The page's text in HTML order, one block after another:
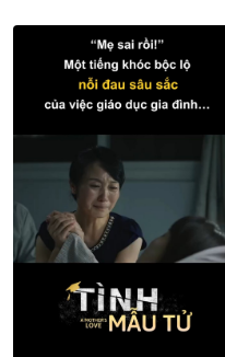
Chúa Trời…